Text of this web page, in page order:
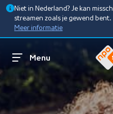
Niet in Nederland? Je kan
streamen zoals je gewend bent.
Meer informatie
Menu